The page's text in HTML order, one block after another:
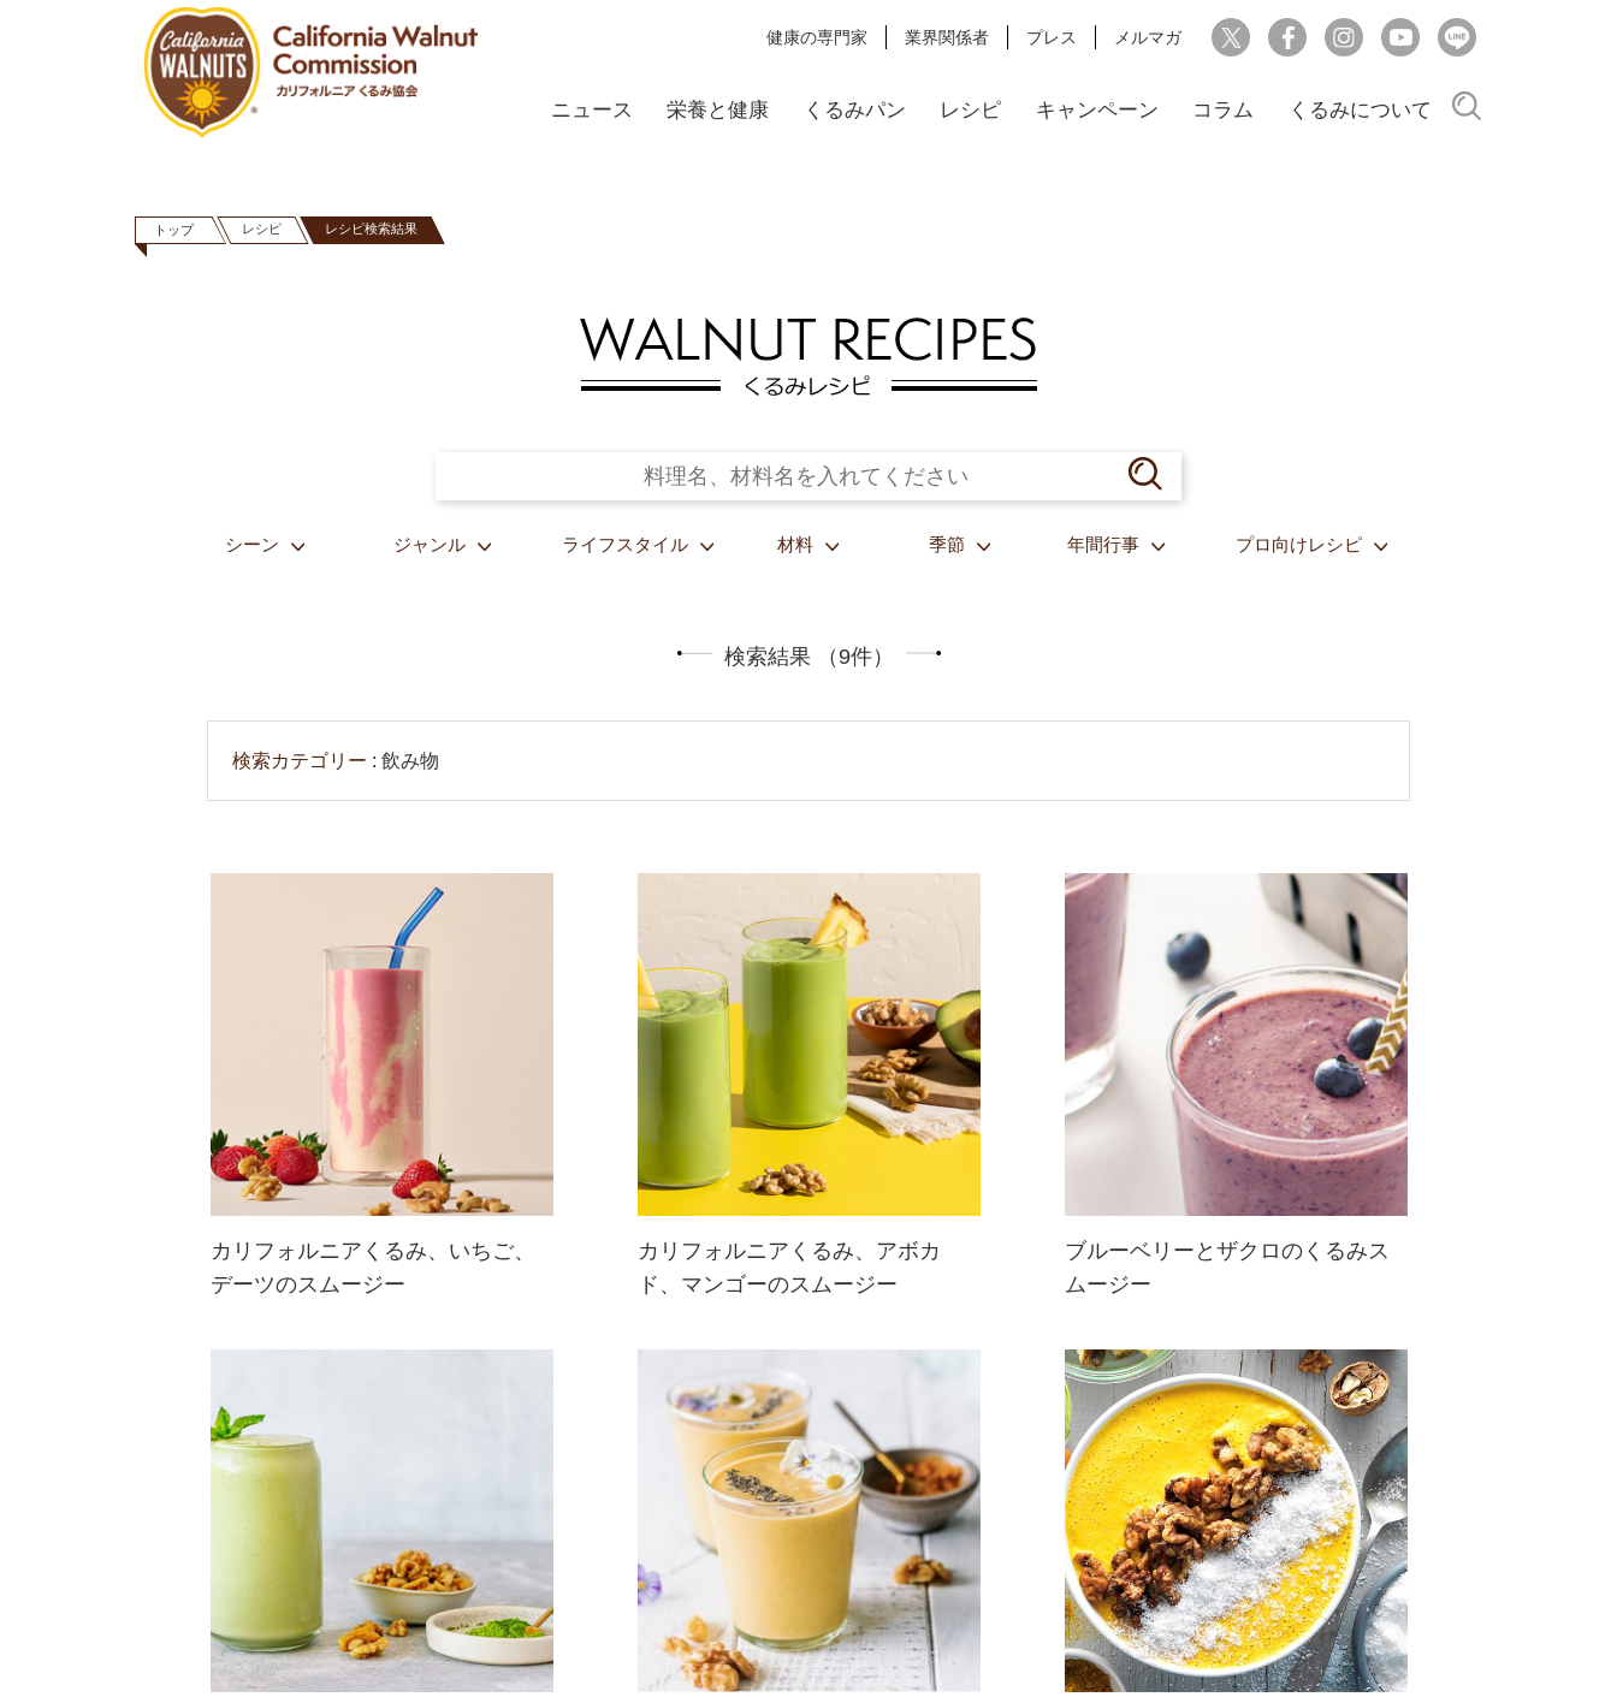
健康の専門家 業界関係者 プレス メルマガ
ニュース 栄養と健康 くるみパン レシピ キャンペーン コラム くるみについて
トップ レシピ レシピ検索結果
シーン ジャンル ライフスタイル 材料 季節 年間行事 プロ向けレシピ
検索結果 （9件）
検索カテゴリー 飲み物
カリフォルニアくるみの香ばしい風
上げています。
カリフォルニアくるみ、いちご、
デーツのスムージー
ップルを組み合わせた、栄養たっぷ
りでおいしいスムージーです。手軽
な朝食や間食におすすめ♪
カリフォルニアくるみ、アボカ
ド、マンゴーのスムージー
が楽しめる6種の食材で作るヘルシ
ースムージー。夏バテしがちな暑い
時期にも、手軽にくるみのオメガ3
脂肪酸やポリフェノールなどの栄養
が補給できます♪
ブルーベリーとザクロのくるみス
ムージー